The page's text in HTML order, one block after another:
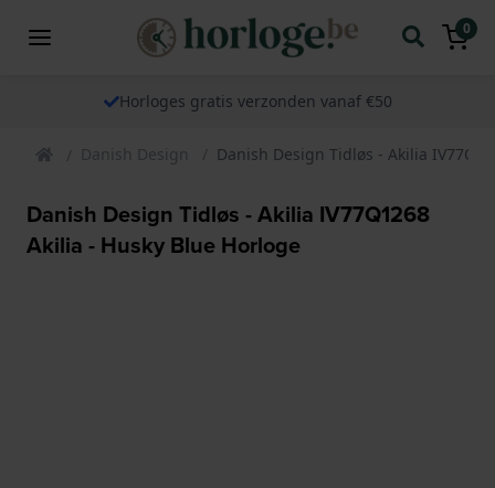
0
Horloges gratis verzonden vanaf €50
Danish Design Danish Design Tidløs - Akilia
Danish Design Tidløs - Akilia IV77Q1268
Akilia - Husky Blue Horloge